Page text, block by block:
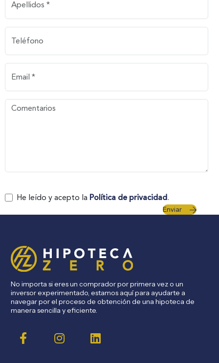
He leído y acepto la Política de privacidad.
Enviar
No importa si eres un comprador por primera vez o un
inversor experimentado, estamos aquí para ayudarte a
navegar por el proceso de obtención de una hipoteca de
manera sencilla y eficiente.